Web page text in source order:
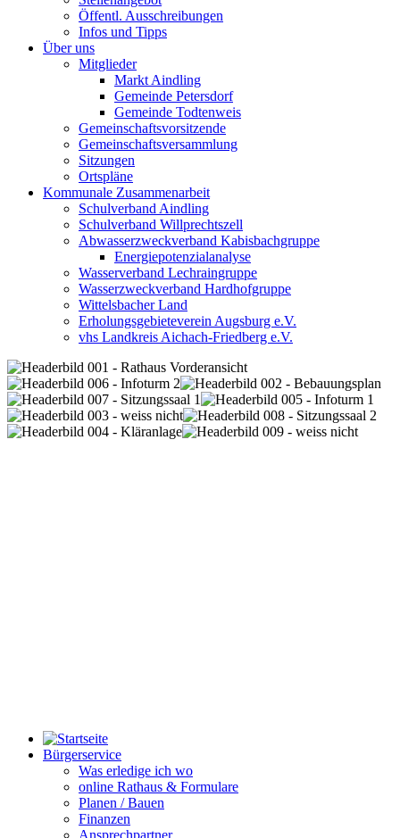
Öffentl. Ausschreibungen
Infos und Tipps
Über uns
Mitglieder
Markt Aindling
Gemeinde Petersdorf
Gemeinde Todtenweis
Gemeinschaftsvorsitzende
Gemeinschaftsversammlung
Sitzungen
Ortspläne
Kommunale Zusammenarbeit
Schulverband Aindling
Schulverband Willprechtszell
Abwasserzweckverband Kabisbachgruppe
Energiepotenzialanalyse
Wasserverband Lechraingruppe
Wasserzweckverband Hardhofgruppe
Wittelsbacher Land
Erholungsgebieteverein Augsburg e.V.
vhs Landkreis Aichach-Friedberg e.V.
Bürgerservice
Was erledige ich wo
online Rathaus & Formulare
Planen / Bauen
Finanzen
Ansprechpartner